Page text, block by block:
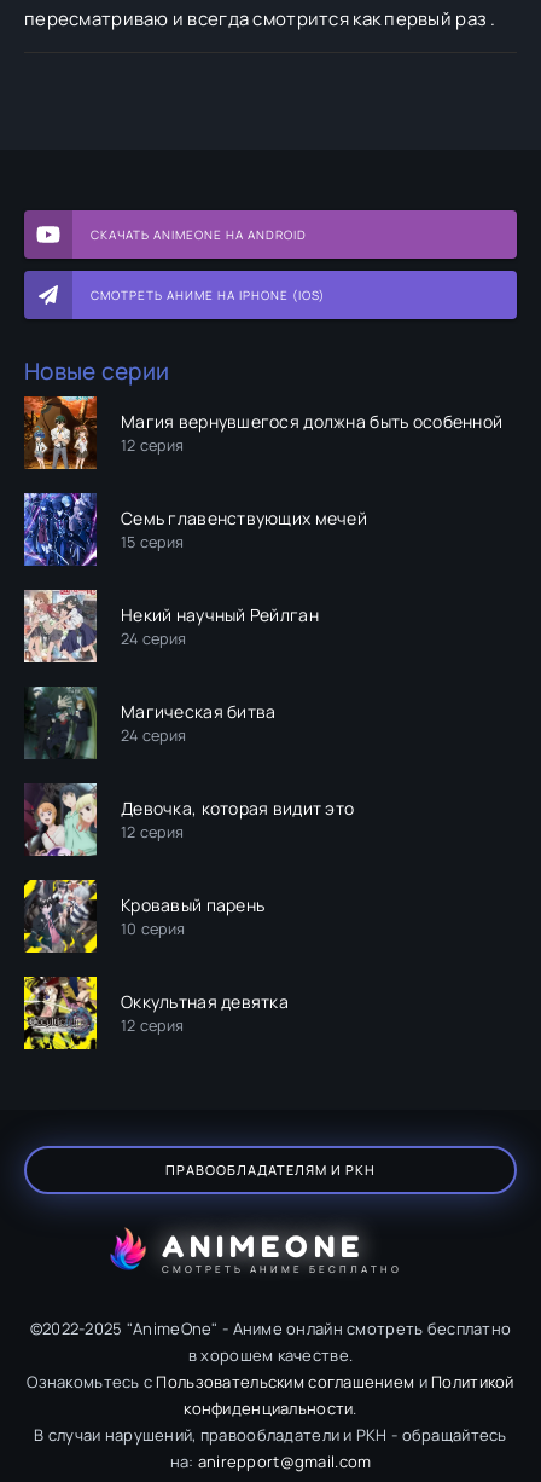
СКАЧАТЬ ANIMEONE НА ANDROID
СМОТРЕТЬ АНИМЕ НА IPHONE (IOS)
Новые серии
Магия вернувшегося должна быть особенной
12 серия
Семь главенствующих мечей
15 серия
Некий научный Рейлган
24 серия
Магическая битва
24 серия
Девочка, которая видит это
12 серия
Кровавый парень
10 серия
Оккультная девятка
12 серия
пересматриваю и всегда смотрится как первый раз .
ПРАВООБЛАДАТЕЛЯМ И РКН
ANIMEONE
СМОТРЕТЬ АНИМЕ БЕСПЛАТНО
©2022-2025 "AnimeOne" - Аниме онлайн смотреть бесплатно
в хорошем качестве.
Ознакомьтесь с Пользовательским соглашением и Политикой
конфиденциальности.
В случаи нарушений, правообладатели и РКН - обращайтесь
на: anirepport@gmail.com